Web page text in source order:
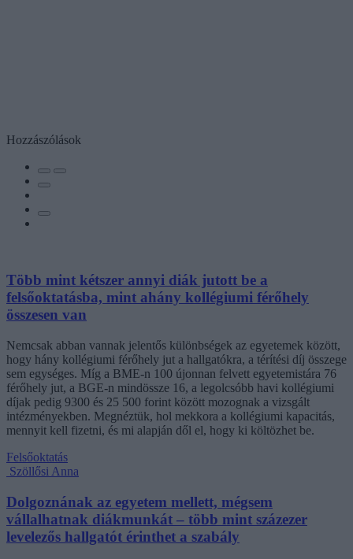
Hozzászólások
Több mint kétszer annyi diák jutott be a
felsőoktatásba, mint ahány kollégiumi férőhely
összesen van
Nemcsak abban vannak jelentős különbségek az egyetemek között,
hogy hány kollégiumi férőhely jut a hallgatókra, a térítési díj összege
sem egységes. Míg a BME-n 100 újonnan felvett egyetemistára 76
férőhely jut, a BGE-n mindössze 16, a legolcsóbb havi kollégiumi
díjak pedig 9300 és 25 500 forint között mozognak a vizsgált
intézményekben. Megnéztük, hol mekkora a kollégiumi kapacitás,
mennyit kell fizetni, és mi alapján dől el, hogy ki költözhet be.
Felsőoktatás
Szöllősi Anna
Dolgoznának az egyetem mellett, mégsem
vállalhatnak diákmunkát – több mint százezer
levelezős hallgatót érinthet a szabály